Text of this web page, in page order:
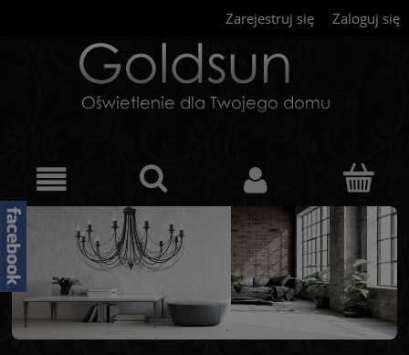
Zarejestruj się Zaloguj się